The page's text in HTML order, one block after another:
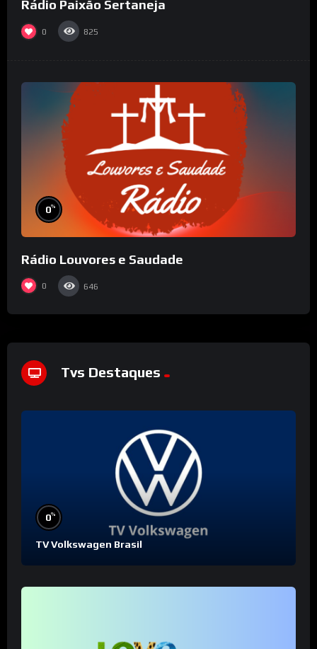
Rádio Paixão Sertaneja
0 825
0%
Rádio Louvores e Saudade
0 646
Tvs Destaques
0%
TV Volkswagen Brasil